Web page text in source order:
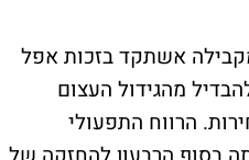
זינק פי 6 לעומת התקופה המקבילה אשתקד בזכות אפל
התאוששות בעסקי הביטוח. הרווח התפעולי עלה בשיעור של 12% להבדיל מהגידול העצום
הרווח התפעולי